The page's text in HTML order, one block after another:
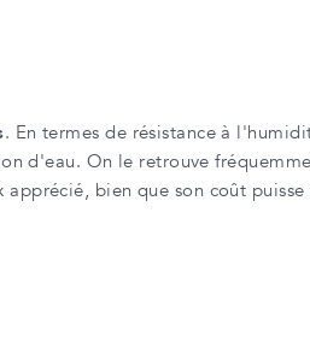
. En termes de résistance à
d'eau. On le retrouve
bien que son coût